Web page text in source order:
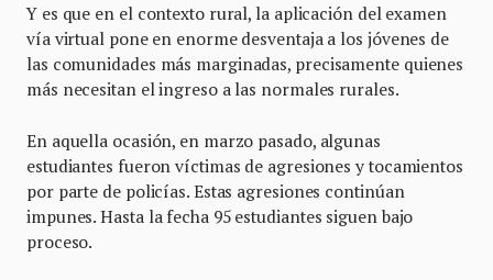
Y es que en el contexto rural, la aplicación del examen
vía virtual pone en enorme desventaja a los jóvenes de
las comunidades más marginadas, precisamente quienes
más necesitan el ingreso a las normales rurales.
En aquella ocasión, en marzo pasado, algunas
estudiantes fueron víctimas de agresiones y tocamientos
por parte de policías. Estas agresiones continúan
impunes. Hasta la fecha 95 estudiantes siguen bajo
proceso.